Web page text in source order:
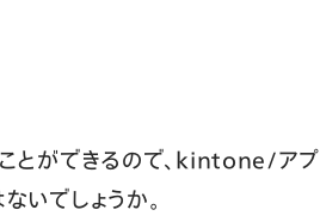
とができるので、kintone/アプ
いでしょうか。